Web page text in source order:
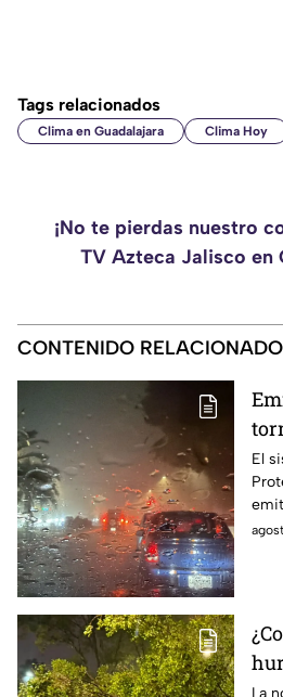
Tags relacionados
Clima en Guadalajara Clima Hoy
¡No te pierdas nuestro
TV Azteca Jalisco en
CONTENIDO RELACIONADO
de
El
la